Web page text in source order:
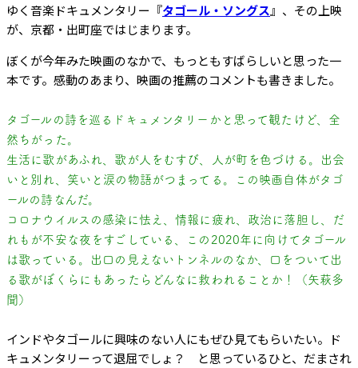
ゆく音楽ドキュメンタリー『タゴール・ソングス』、その上映
が、京都・出町座ではじまります。
ぼくが今年みた映画のなかで、もっともすばらしいと思った一
本です。感動のあまり、映画の推薦のコメントも書きました。
タゴールの詩を巡るドキュメンタリーかと思って観たけど、全
然ちがった。
生活に歌があふれ、歌が人をむすび、人が町を色づける。出会
いと別れ、笑いと涙の物語がつまってる。この映画自体がタゴ
ールの詩なんだ。
コロナウイルスの感染に怯え、情報に疲れ、政治に落胆し、だ
れもが不安な夜をすごしている、この2020年に向けてタゴール
は歌っている。出口の見えないトンネルのなか、口をついて出
る歌がぼくらにもあったらどんなに救われることか！（矢萩多
聞）
インドやタゴールに興味のない人にもぜひ見てもらいたい。ド
キュメンタリーって退屈でしょ？ と思っているひと、だまされ